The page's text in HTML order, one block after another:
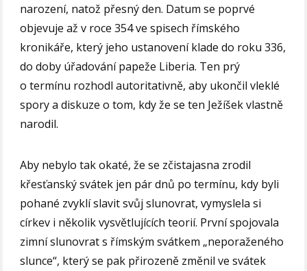
narození, natož přesný den. Datum se poprvé
objevuje až v roce 354 ve spisech římského
kronikáře, který jeho ustanovení klade do roku 336,
do doby úřadování papeže Liberia. Ten prý
o termínu rozhodl autoritativně, aby ukončil vleklé
spory a diskuze o tom, kdy že se ten Ježíšek vlastně
narodil.
Aby nebylo tak okaté, že se zčistajasna zrodil
křesťanský svátek jen pár dnů po termínu, kdy byli
pohané zvyklí slavit svůj slunovrat, vymyslela si
církev i několik vysvětlujících teorií. První spojovala
zimní slunovrat s římským svátkem „neporaženého
slunce“, který se pak přirozeně změnil ve svátek